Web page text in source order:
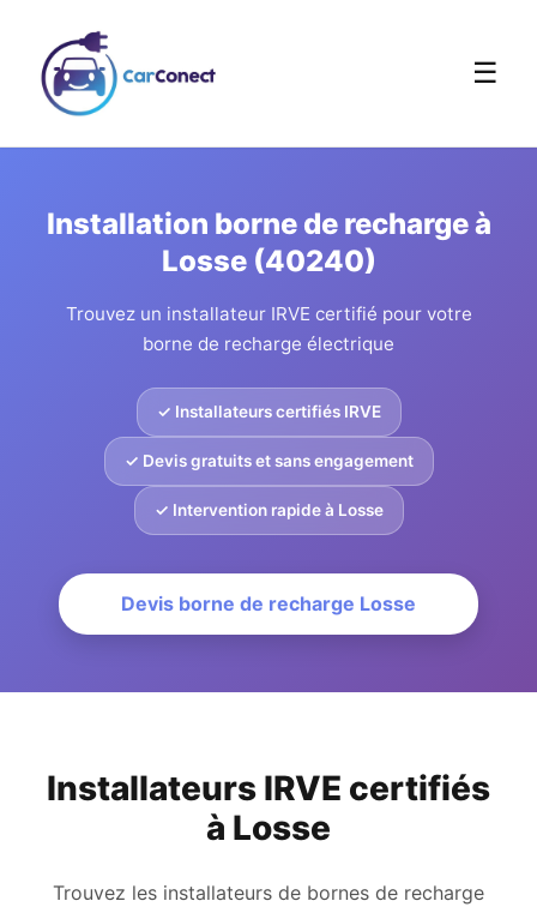
☰
Installation borne de recharge à
Losse (40240)
Trouvez un installateur IRVE certifié pour votre
borne de recharge électrique
✓ Installateurs certifiés IRVE
✓ Devis gratuits et sans engagement
✓ Intervention rapide à Losse
Devis borne de recharge Losse
Installateurs IRVE certifiés
à Losse
Trouvez les installateurs de bornes de recharge